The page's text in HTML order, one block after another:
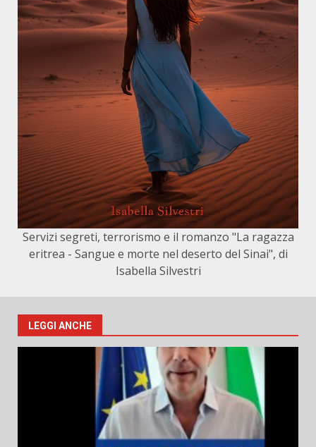
Servizi segreti, terrorismo e il romanzo "La ragazza
eritrea - Sangue e morte nel deserto del Sinai", di
Isabella Silvestri
LEGGI ANCHE